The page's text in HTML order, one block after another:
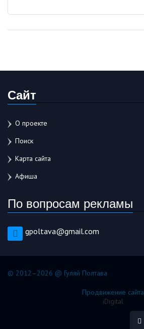
Сайт
О проекте
Поиск
Карта сайта
Афиша
По вопросам рекламы
gpoltava@gmail.com
© 2012–2026 @ Гуляй Полтава
Продвижение сайта
iDigital